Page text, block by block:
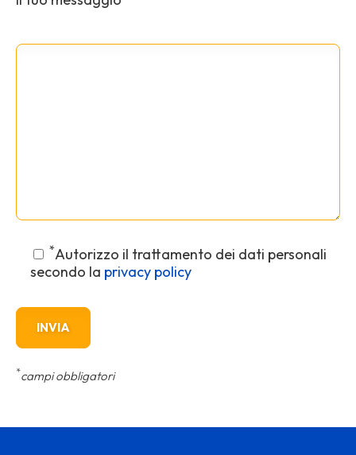
*Autorizzo il trattamento dei dati personali
secondo la privacy policy
*campi obbligatori